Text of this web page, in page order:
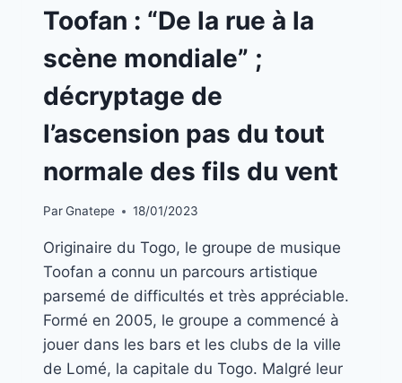
A
LA
|
Toofan : “De la rue à la
scène mondiale” ;
décryptage de
l’ascension pas du tout
normale des fils du vent
ParGnatepe 18/01/2023
Originaire du Togo, le groupe de musique
Toofan a connu un parcours artistique
parsemé de difficultés et très appréciable.
Formé en 2005, le groupe a commencé à
jouer dans les bars et les clubs de la ville
de Lomé, la capitale du Togo. Malgré leur